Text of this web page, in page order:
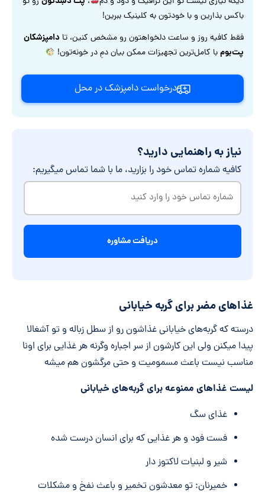
باکس بذارین و با خودتون به کلینیک ببرین!
فقط کافیه روز و ساعت دلخواهتون رو مشخص کنین، تا دامپزشکان
پت‌بومبا کامل‌ترین تجهیزات ممکن بیان دمِ در خونه‌تون!
درخواست دامپزشک در محل
نیاز به راهنمایی دارید؟
کافیه شماره تماس خود را بزارید، ما با شما تماس میگیریم:
شماره
تماس
خود
را
غذاهای مضر برای گربه خیابانی
درسته که گربه‌های خیابانی غذاشون رو از سطل زباله و تو آشغالا
پیدا میکنن ولی این کارشون از سر اجباره وگرنه هر غذایی برای اونا
مناسب نیست باعث مسمومیت و حتی مرگشون هم میشه
لیست غذاهای ممنوعه برای گربه‌های خیابانی
غذای سگ
فست فود و هر غذایی که برای انسان درست شده
شیر و لبنیات لاکتوز دار
خمیرنان: تو معدشون تخمیر و باعث نفخ و مشکلات